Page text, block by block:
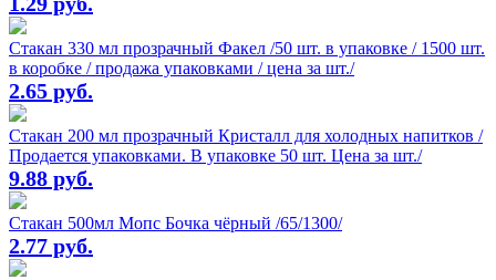
Стакан 330 мл прозрачный Факел /50 шт. в упаковке / 1500 шт.
в коробке / продажа упаковками / цена за шт./
2.65 руб.
Стакан 200 мл прозрачный Кристалл для холодных напитков /
Продается упаковками. В упаковке 50 шт. Цена за шт./
9.88 руб.
Стакан 500мл Мопс Бочка чёрный /65/1300/
2.77 руб.